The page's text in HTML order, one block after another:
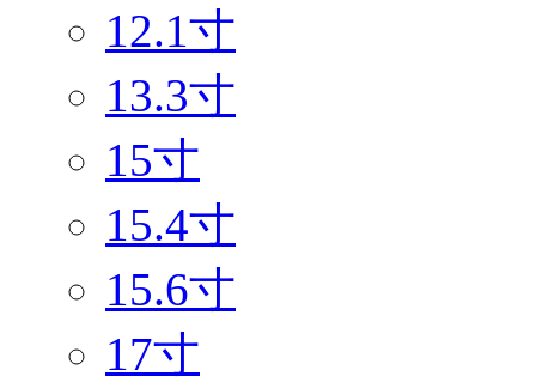
12.1寸
13.3寸
15寸
15.4寸
15.6寸
17寸